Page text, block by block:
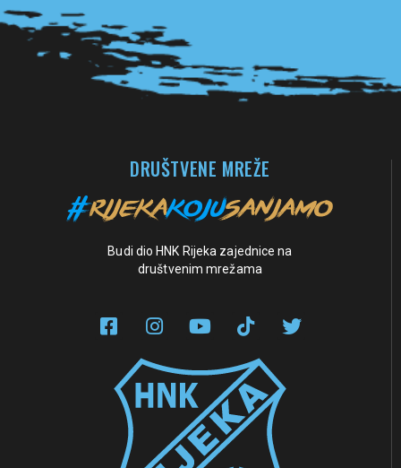
DRUŠTVENE MREŽE
Budi dio HNK Rijeka zajednice na
društvenim mrežama